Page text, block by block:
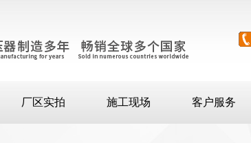
厂区实拍 施工现场 客户服务